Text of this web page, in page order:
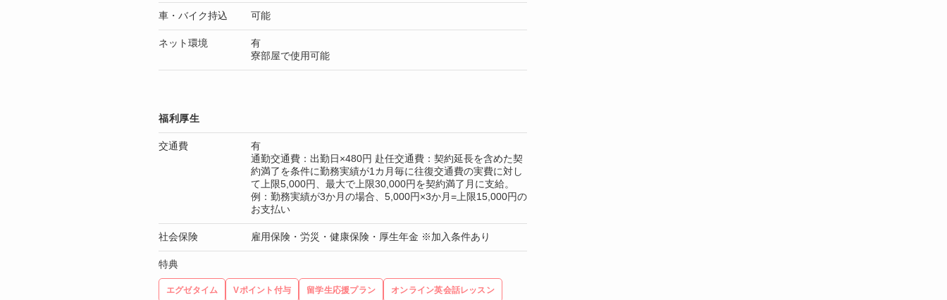
車・バイク持込 可能
ネット環境
有
寮部屋で使用可能
福利厚生
交通費
有
通勤交通費：出勤日×480円 赴任交通費：契約延長を含めた契
約満了を条件に勤務実績が1カ月毎に往復交通費の実費に対し
て上限5,000円、最大で上限30,000円を契約満了月に支給。
例：勤務実績が3か月の場合、5,000円×3か月=上限15,000円の
お支払い
社会保険 雇用保険・労災・健康保険・厚生年金 ※加入条件あり
特典
エグゼタイム Vポイント付与 留学生応援プラン オンライン英会話レッスン